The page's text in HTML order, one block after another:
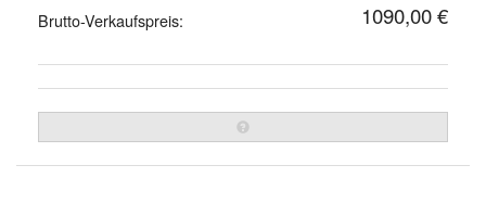
Brutto-Verkaufspreis: 1090,00 €